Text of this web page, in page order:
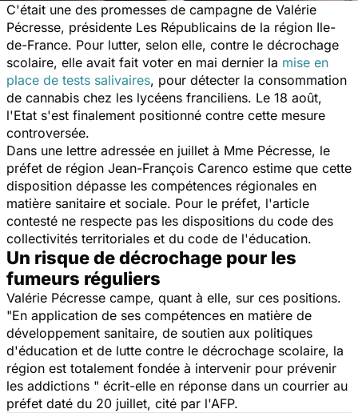
C'était une des promesses de campagne de Valérie
Pécresse, présidente Les Républicains de la région Ile-
de-France. Pour lutter, selon elle, contre le décrochage
scolaire, elle avait fait voter en mai dernier la mise en
place de tests salivaires, pour détecter la consommation
de cannabis chez les lycéens franciliens. Le 18 août,
l'Etat s'est finalement positionné contre cette mesure
controversée.
Dans une lettre adressée en juillet à Mme Pécresse, le
préfet de région Jean-François Carenco estime que cette
disposition dépasse les compétences régionales en
matière sanitaire et sociale. Pour le préfet, l'article
contesté ne respecte pas les dispositions du code des
collectivités territoriales et du code de l'éducation.
Un risque de décrochage pour les
fumeurs réguliers
Valérie Pécresse campe, quant à elle, sur ces positions.
"En application de ses compétences en matière de
développement sanitaire, de soutien aux politiques
d'éducation et de lutte contre le décrochage scolaire, la
région est totalement fondée à intervenir pour prévenir
les addictions " écrit-elle en réponse dans un courrier au
préfet daté du 20 juillet, cité par l'AFP.